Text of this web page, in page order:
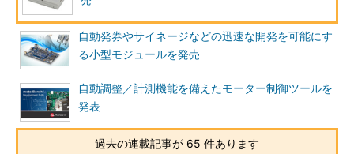
自動発券やサイネージなどの迅速な開発を可能にす
る小型モジュールを発売
自動調整／計測機能を備えたモーター制御ツールを
発表
過去の連載記事が 65 件あります